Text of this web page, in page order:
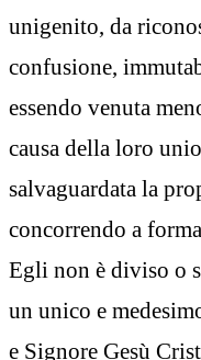
unigenito, da
confusione,
essendo venuta
causa della loro
salvaguardata la
concorrendo a
Egli non è diviso o
un unico e
e Signore Gesù